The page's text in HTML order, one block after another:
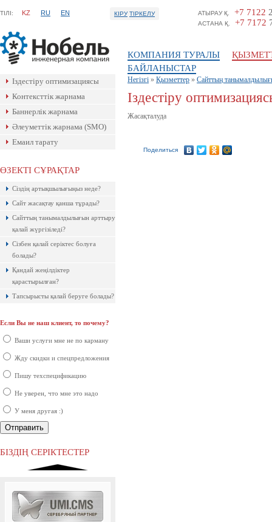
ТIЛI: KZ RU EN КІРУ ТІРКЕЛУ АТЫРАУ Қ. +7 7122
АСТАНА Қ. +7 7172
КОМПАНИЯ ТУРАЛЫ
БАЙЛАНЫСТАР
Іздестіру оптимизациясы
Контексттік жарнама
Баннерлік жарнама
Әлеуметтік жарнама (SMO)
Емаил тарату
ӨЗЕКТІ СҰРАҚТАР
Сіздің артықшылығыңыз неде?
Сайт жасақтау қанша тұрады?
Сайттың танымалдылығын арттыру
қалай жүргізіледі?
Сізбен қалай серіктес болуға
болады?
Қандай жеңілдіктер
қарастырылған?
Тапсырысты қалай беруге болады?
Если Вы не наш клиент, то почему?
Ваши услуги мне не по карману
Жду скидки и спецпредложения
Пишу техспецификацию
Не уверен, что мне это надо
У меня другая :)
БІЗДІҢ СЕРІКТЕСТЕР
керемет хостингі. Жылдармен
ұнайтыны анық, қазір байқап көр!
Ақпараттық қауіпсіздік шеңберінде
қарқынды дамып жатырған
компаниялардың бірі болып саналады.
Ресей нарығында бірінші орында
Негізгі » Қызметтер » Сайттың
Іздестіру
Жасақталуда
Поделиться